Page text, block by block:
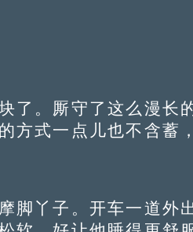
。厮守了这么漫长
方式一点儿也不含蓄
丫子。开车一道外